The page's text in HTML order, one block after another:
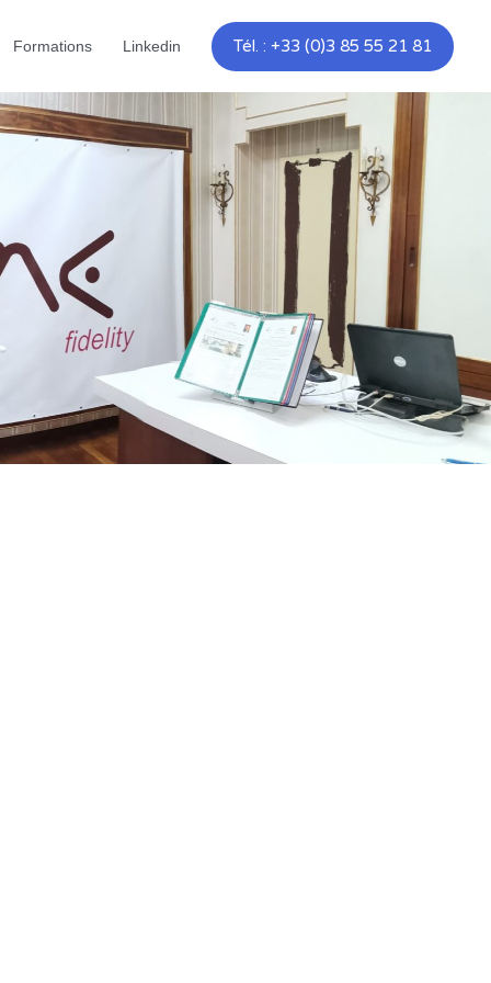
Formations Linkedin Tél. : +33 (0)3 85 55 21 81